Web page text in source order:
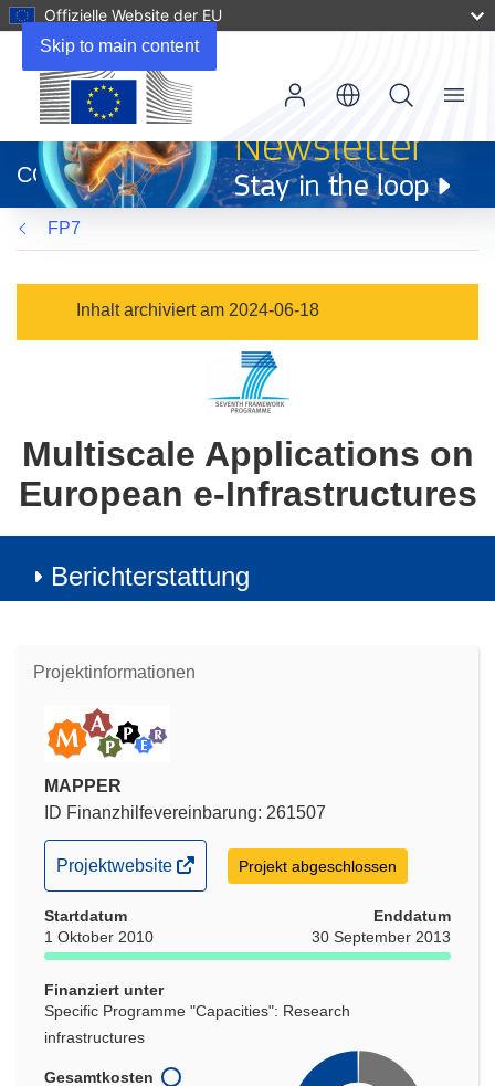
Skip to main content
Offizielle Website der EU
neuem
Fenster)
CORDIS
Menu
FP7
Inhalt archiviert am 2024-06-18
Multiscale Applications on
European e-Infrastructures
Berichterstattung
Projektinformationen
MAPPER
ID Finanzhilfevereinbarung: 261507
(öffnet
in
neuem
Fenster)
Projektwebsite Projekt abgeschlossen
Startdatum
1 Oktober 2010
Enddatum
30 September 2013
Finanziert unter
Specific Programme "Capacities": Research
infrastructures
Gesamtkosten